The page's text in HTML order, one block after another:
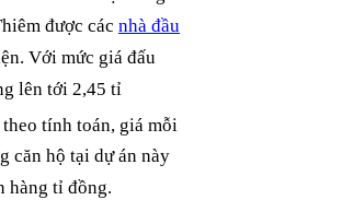
được các nhà đầu
Với mức giá đấu
lên tới 2,45 tỉ
theo tính toán, giá mỗi
căn hộ tại dự án này
hàng tỉ đồng.